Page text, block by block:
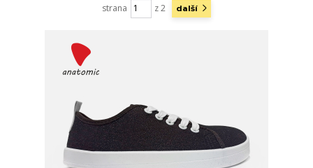
strana
z 2 další